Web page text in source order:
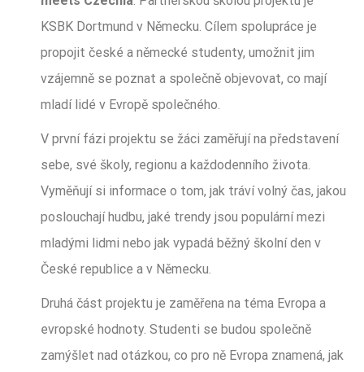
KSBK Dortmund v Německu. Cílem spolupráce je
propojit české a německé studenty, umožnit jim
vzájemně se poznat a společně objevovat, co mají
mladí lidé v Evropě společného.
V první fázi projektu se žáci zaměřují na představení
sebe, své školy, regionu a každodenního života.
Vyměňují si informace o tom, jak tráví volný čas, jakou
poslouchají hudbu, jaké trendy jsou populární mezi
mladými lidmi nebo jak vypadá běžný školní den v
České republice a v Německu.
Druhá část projektu je zaměřena na téma Evropa a
evropské hodnoty. Studenti se budou společně
zamýšlet nad otázkou, co pro ně Evropa znamená, jak